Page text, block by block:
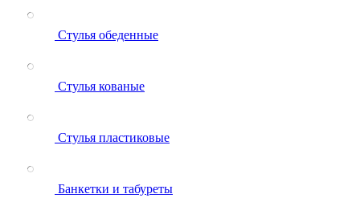
Стулья обеденные
Стулья кованые
Стулья пластиковые
Банкетки и табуреты